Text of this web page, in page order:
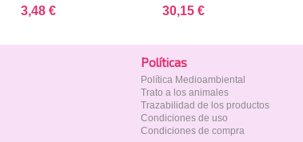
3,48 € 30,15 €
Polí­ticas
Política Medioambiental
Trato a los animales
Trazabilidad de los productos
Condiciones de uso
Condiciones de compra